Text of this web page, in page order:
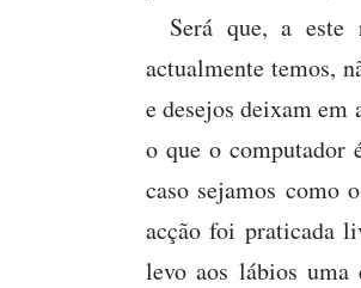
Será que, a este
actualmente temos,
e desejos deixam em
o que o computador
caso sejamos como
acção foi praticada
levo aos lábios uma